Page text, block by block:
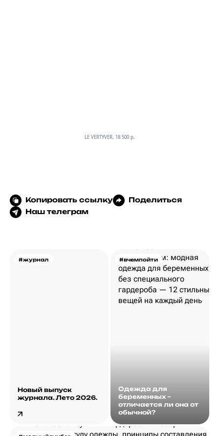
LE VERTYVER, 18 500 p,
Копировать ссылку
Поделиться
Наш телеграм
#журнал
Новый выпуск
журнала. Лето 2026.
#вчемпойти
Одежда для
беременных –
отличается ли она от
обычной?